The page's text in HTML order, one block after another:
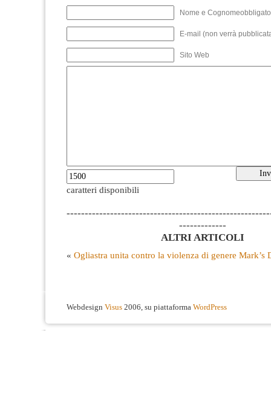
Nome e
E-mail (non verrà
Sito Web
caratteri disponibili
-------------
ALTRI ARTICOLI
« Ogliastra unita contro la violenza di genere Mark’s
Webdesign Visus 2006, su piattaforma WordPress